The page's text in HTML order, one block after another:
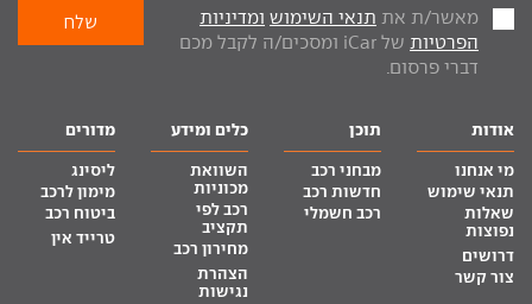
מאשר/ת את תנאי השימוש ומדיניות
הפרטיות
של iCar ומסכים/ה לקבל מכם
דברי פרסום.
אודות
מי אנחנו
תנאי שימוש
שאלות
נפוצות
דרושים
צור קשר
תוכן
מבחני רכב
חדשות רכב
רכב חשמלי
כלים ומידע
השוואת
מכוניות
רכב לפי
תקציב
מחירון רכב
הצהרת
נגישות
מדורים
ליסינג
מימון לרכב
ביטוח רכב
טרייד אין